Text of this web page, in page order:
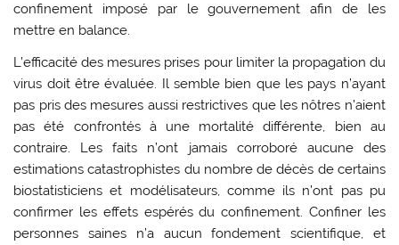
confinement imposé par le gouvernement afin de les
mettre en balance.
L’efficacité des mesures prises pour limiter la propagation du
virus doit être évaluée. Il semble bien que les pays n’ayant
pas pris des mesures aussi restrictives que les nôtres n’aient
pas été confrontés à une mortalité différente, bien au
contraire. Les faits n’ont jamais corroboré aucune des
estimations catastrophistes du nombre de décès de certains
biostatisticiens et modélisateurs, comme ils n’ont pas pu
confirmer les effets espérés du confinement. Confiner les
personnes saines n’a aucun fondement scientifique, et